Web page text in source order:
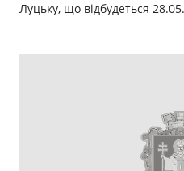
Луцьку, що відбудеться